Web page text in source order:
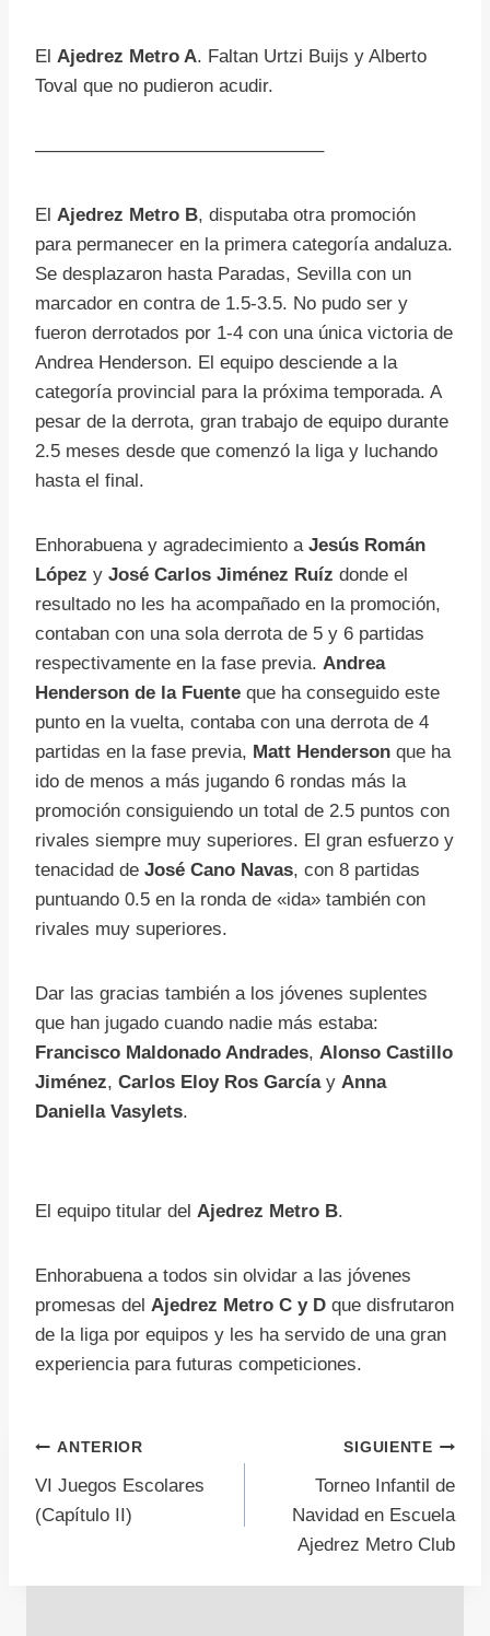
El Ajedrez Metro A. Faltan Urtzi Buijs y Alberto
Toval que no pudieron acudir.
———————————————–
El Ajedrez Metro B, disputaba otra promoción
para permanecer en la primera categoría andaluza.
Se desplazaron hasta Paradas, Sevilla con un
marcador en contra de 1.5-3.5. No pudo ser y
fueron derrotados por 1-4 con una única victoria de
Andrea Henderson. El equipo desciende a la
categoría provincial para la próxima temporada. A
pesar de la derrota, gran trabajo de equipo durante
2.5 meses desde que comenzó la liga y luchando
hasta el final.
Enhorabuena y agradecimiento a Jesús Román
López y José Carlos Jiménez Ruíz donde el
resultado no les ha acompañado en la promoción,
contaban con una sola derrota de 5 y 6 partidas
respectivamente en la fase previa. Andrea
Henderson de la Fuente que ha conseguido este
punto en la vuelta, contaba con una derrota de 4
partidas en la fase previa, Matt Henderson que ha
ido de menos a más jugando 6 rondas más la
promoción consiguiendo un total de 2.5 puntos con
rivales siempre muy superiores. El gran esfuerzo y
tenacidad de José Cano Navas, con 8 partidas
puntuando 0.5 en la ronda de «ida» también con
rivales muy superiores.
Dar las gracias también a los jóvenes suplentes
que han jugado cuando nadie más estaba:
Francisco Maldonado Andrades, Alonso Castillo
Jiménez, Carlos Eloy Ros Garcíay Anna
Daniella Vasylets.
El equipo titular del Ajedrez Metro B.
Enhorabuena a todos sin olvidar a las jóvenes
promesas del Ajedrez Metro C y D que disfrutaron
de la liga por equipos y les ha servido de una gran
experiencia para futuras competiciones.
Navegación
de
entradas
ANTERIOR
VI Juegos Escolares
(Capítulo II)
SIGUIENTE
Torneo Infantil de
Navidad en Escuela
Ajedrez Metro Club